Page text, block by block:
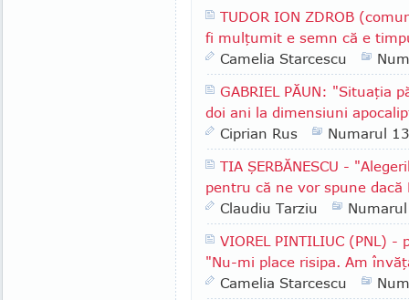
TUDOR ION ZDROB
fi mulţumit e semn că e
Camelia Starcescu
GABRIEL PĂUN: "Situaţia
doi ani la dimensiuni
Ciprian Rus
Numarul
TIA ŞERBĂNESCU -
pentru că ne vor spune
Claudiu Tarziu
VIOREL PINTILIUC (PNL)
"Nu-mi place risipa. Am
Camelia Starcescu